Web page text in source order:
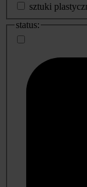
sztuki
status: